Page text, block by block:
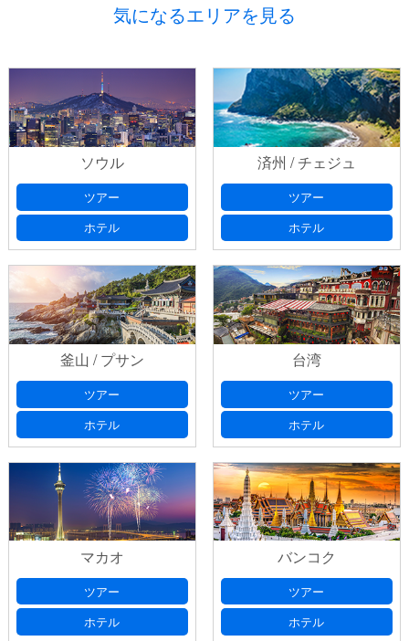
気になるエリアを見る
ソウル
ツアー
ホテル
済州 / チェジュ
ツアー
ホテル
釜山 / プサン
ツアー
ホテル
台湾
ツアー
ホテル
マカオ
ツアー
ホテル
バンコク
ツアー
ホテル